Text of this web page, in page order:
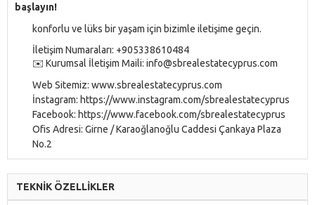
başlayın!
konforlu ve lüks bir yaşam için bizimle iletişime geçin.
İletişim Numaraları: +905338610484
✉️ Kurumsal İletişim Maili: info@sbrealestatecyprus.com
Web Sitemiz: www.sbrealestatecyprus.com
İnstagram: https://www.instagram.com/sbrealestatecyprus
Facebook: https://www.facebook.com/sbrealestatecyprus
Ofis Adresi: Girne / Karaoğlanoğlu Caddesi Çankaya Plaza
No.2
TEKNİK ÖZELLİKLER